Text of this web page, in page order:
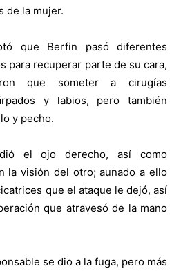
de la mujer.
que Berfin pasó diferentes
para recuperar parte de su cara,
que someter a cirugías
y labios, pero también
y pecho.
el ojo derecho, así como
la visión del otro; aunado a ello
que el ataque le dejó, así
que atravesó de la mano
se dio a la fuga, pero más